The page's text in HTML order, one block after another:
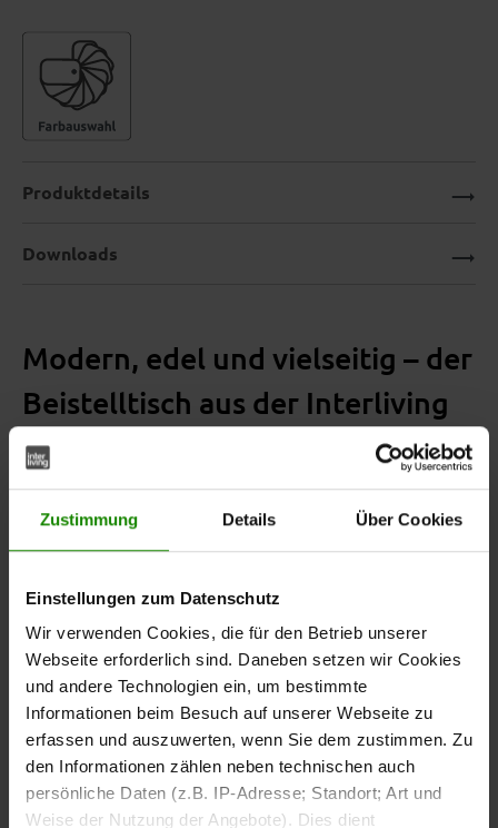
Zustimmung Details Über Cookies
Einstellungen zum Datenschutz
Wir verwenden Cookies, die für den Betrieb unserer
Webseite erforderlich sind. Daneben setzen wir Cookies
und andere Technologien ein, um bestimmte
Informationen beim Besuch auf unserer Webseite zu
erfassen und auszuwerten, wenn Sie dem zustimmen. Zu
den Informationen zählen neben technischen auch
persönliche Daten (z.B. IP-Adresse; Standort; Art und
Weise der Nutzung der Angebote). Dies dient
Modern, edel und vielseitig – der
Beistelltisch aus der Interliving
Couchtisch Serie 6220
begeistert mit seinem markanten Design und
hochwertigen Materialien. Dietitanfarbene Keramik-
lackierten Stahlgestellverleiht dem Tisch eine moderne,
elegante Ausstrahlung – perfekt für stilbewusste
Wohnräume.
Design mit Charakter und
Produktdetails
Downloads